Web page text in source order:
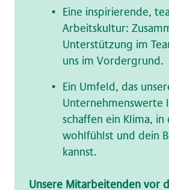
Eine inspirierende,
Arbeitskultur:
Unterstützung im
uns im Vordergrund.
Ein Umfeld, das
Unternehmenswerte
schaffen ein Klima,
wohlfühlst und dein
kannst.
Unsere Mitarbeitenden vor